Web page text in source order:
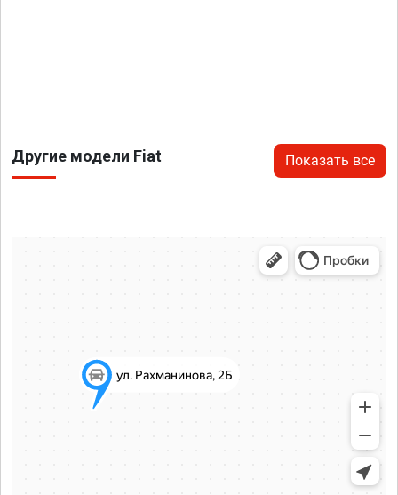
Другие модели Fiat Показать все